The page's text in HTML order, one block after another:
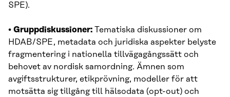
SPE).
• Gruppdiskussioner: Tematiska diskussioner om
HDAB/SPE, metadata och juridiska aspekter belyste
fragmentering i nationella tillvägagångssätt och
behovet av nordisk samordning. Ämnen som
avgiftsstrukturer, etikprövning, modeller för att
motsätta sig tillgång till hälsodata (opt-out) och